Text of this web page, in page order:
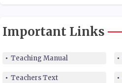
Important Links
Teaching Manual
Teachers Text